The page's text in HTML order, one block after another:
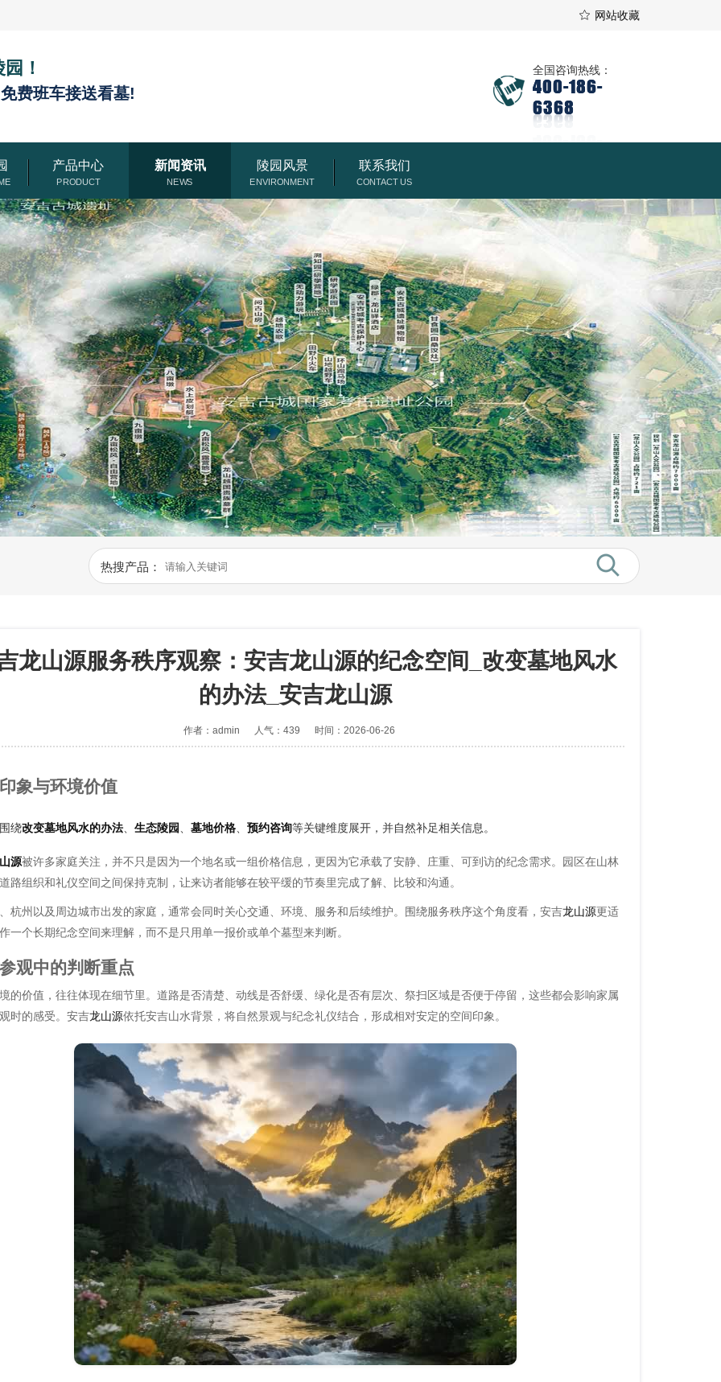
网站收藏
！
费班车接送看墓!
全国咨询热线：
400-186-
6368
产品中心 新闻资讯 陵园风景 联系我们
热搜产品：
龙山源服务秩序观察：安吉龙山源的纪念空间_改变墓地风水
的办法_安吉龙山源
作者：admin 人气：439 时间：2026-06-26
象与环境价值
绕改变墓地风水的办法 、生态陵园 、墓地价格 、预约咨询等关键维度展开，并自然补足相关信息。
源被许多家庭关注，并不只是因为一个地名或一组价格信息，更因为它承载了安静、庄重、可到访的纪念需求。园区在山林
路组织和礼仪空间之间保持克制，让来访者能够在较平缓的节奏里完成了解、比较和沟通。
杭州以及周边城市出发的家庭，通常会同时关心交通、环境、服务和后续维护。围绕服务秩序这个角度看，安吉龙山源更适
一个长期纪念空间来理解，而不是只用单一报价或单个墓型来判断。
观中的判断重点
的价值，往往体现在细节里。道路是否清楚、动线是否舒缓、绿化是否有层次、祭扫区域是否便于停留，这些都会影响家属
时的感受。安吉龙山源依托安吉山水背景，将自然景观与纪念礼仪结合，形成相对安定的空间印象。